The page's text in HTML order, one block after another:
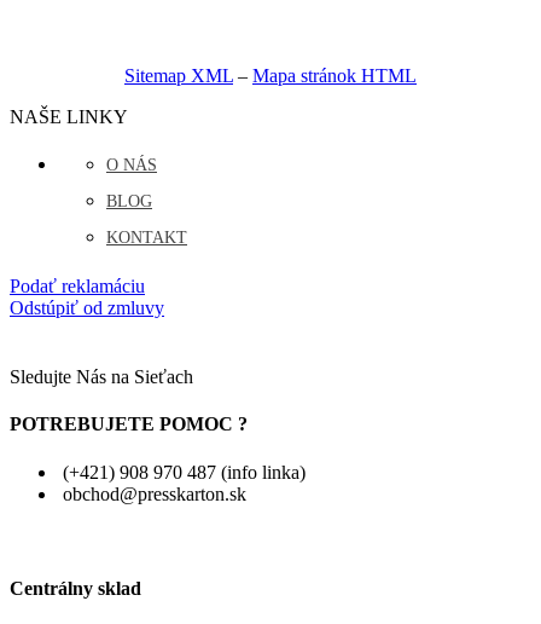
Sitemap XML – Mapa stránok HTML
NAŠE LINKY
O NÁS
BLOG
KONTAKT
Podať reklamáciu
Odstúpiť od zmluvy
Sledujte Nás na Sieťach
POTREBUJETE POMOC ?
(+421) 908 970 487 (info linka)
obchod@presskarton.sk
Centrálny sklad